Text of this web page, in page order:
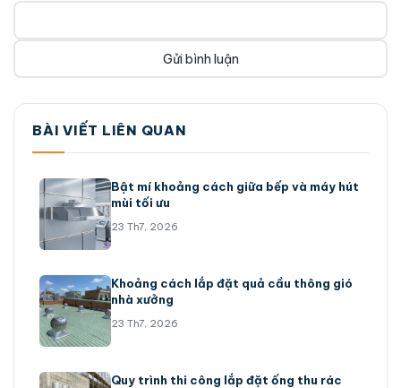
BÀI VIẾT LIÊN QUAN
Bật mí khoảng cách giữa bếp và máy hút
mùi tối ưu
23 Th7, 2026
Khoảng cách lắp đặt quả cầu thông gió
nhà xưởng
23 Th7, 2026
Quy trình thi công lắp đặt ống thu rác